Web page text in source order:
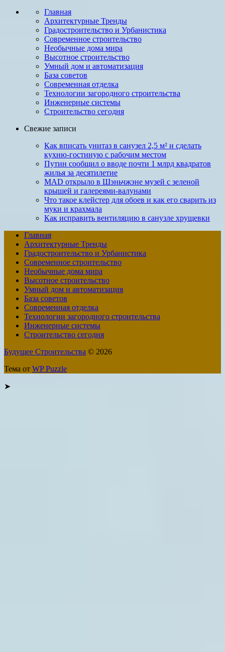
Главная
Архитектурные Тренды
Градостроительство и Урбанистика
Современное строительство
Необычные дома мира
Высотное строительство
Умный дом и автоматизация
База советов
Современная отделка
Технологии загородного строительства
Инженерные системы
Строительство сегодня
Свежие записи
Как вписать унитаз в санузел 2,5 м²​ и сделать
кухню-гостиную с рабочим местом
Путин сообщил о вводе почти 1 млрд квадратов
жилья за десятилетие
MAD открыло в Шэньчжэне музей с зеленой
крышей и галереями-валунами
Что такое клейстер для обоев и как его сварить из
муки и крахмала
Как исправить венти­ляцию в санузле хрущевки
Главная
Архитектурные Тренды
Градостроительство и Урбанистика
Современное строительство
Необычные дома мира
Высотное строительство
Умный дом и автоматизация
База советов
Современная отделка
Технологии загородного строительства
Инженерные системы
Строительство сегодня
Будущее Строительства © 2026
Тема от WP Puzzle
➤